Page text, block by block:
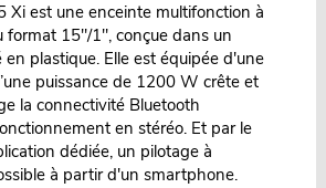
Xi est une enceinte multifonction à
format 15"/1", conçue dans un
plastique. Elle est équipée d'une
puissance de 1200 W crête et
la connectivité Bluetooth
en stéréo. Et par le
dédiée, un pilotage à
à partir d'un smartphone.